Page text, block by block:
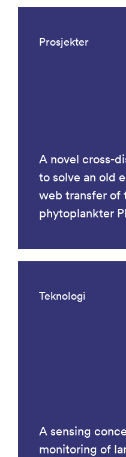
Prosjekter
A novel cross-
to solve an old
web transfer of
phytoplankter
Teknologi
A sensing
monitoring of